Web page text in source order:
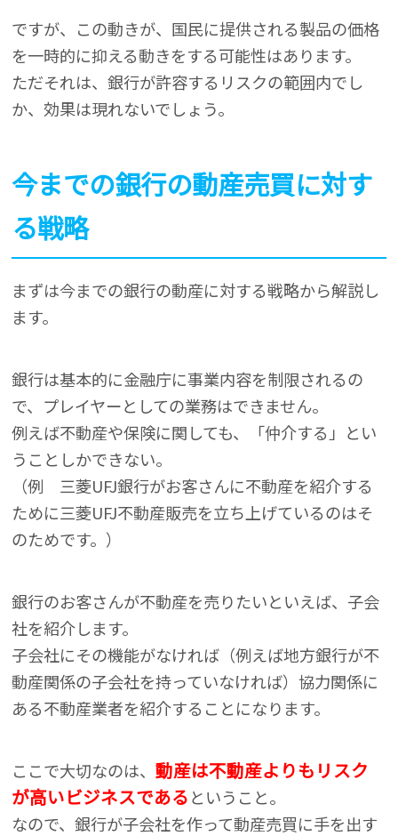
ですが、この動きが、国民に提供される製品の価格
を一時的に抑える動きをする可能性はあります。
ただそれは、銀行が許容するリスクの範囲内でし
か、効果は現れないでしょう。
今までの銀行の動産売買に対す
る戦略
まずは今までの銀行の動産に対する戦略から解説し
ます。
銀行は基本的に金融庁に事業内容を制限されるの
で、プレイヤーとしての業務はできません。
例えば不動産や保険に関しても、「仲介する」とい
うことしかできない。
（例 三菱UFJ銀行がお客さんに不動産を紹介する
ために三菱UFJ不動産販売を立ち上げているのはそ
のためです。）
銀行のお客さんが不動産を売りたいといえば、子会
社を紹介します。
子会社にその機能がなければ（例えば地方銀行が不
動産関係の子会社を持っていなければ）協力関係に
ある不動産業者を紹介することになります。
ここで大切なのは、動産は不動産よりもリスク
が高いビジネスであるということ。
なので、銀行が子会社を作って動産売買に手を出す